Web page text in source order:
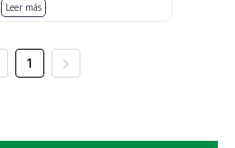
Leer más
1